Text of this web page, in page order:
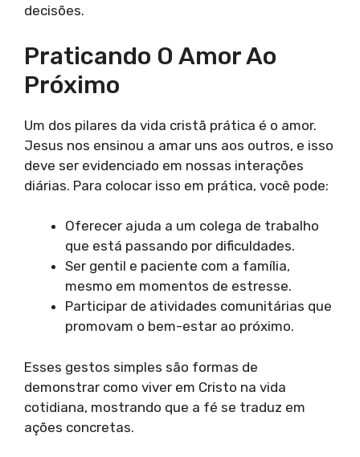
decisões.
Praticando O Amor Ao
Próximo
Um dos pilares da vida cristã prática é o amor.
Jesus nos ensinou a amar uns aos outros, e isso
deve ser evidenciado em nossas interações
diárias. Para colocar isso em prática, você pode:
Oferecer ajuda a um colega de trabalho
que está passando por dificuldades.
Ser gentil e paciente com a família,
mesmo em momentos de estresse.
Participar de atividades comunitárias que
promovam o bem-estar ao próximo.
Esses gestos simples são formas de
demonstrar como viver em Cristo na vida
cotidiana, mostrando que a fé se traduz em
ações concretas.